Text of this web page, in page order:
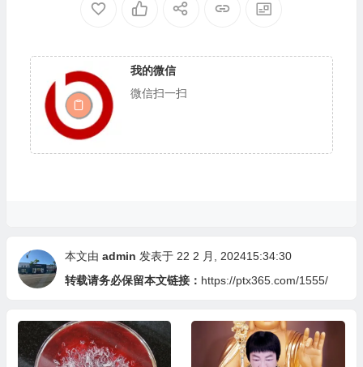
我的微信
微信扫一扫
本文由 admin 发表于 22 2 月, 202415:34:30
转载请务必保留本文链接： https://ptx365.com/1555/